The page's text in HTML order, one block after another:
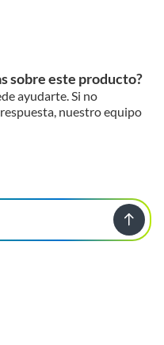
sobre este producto?
ayudarte. Si no
nuestro equipo